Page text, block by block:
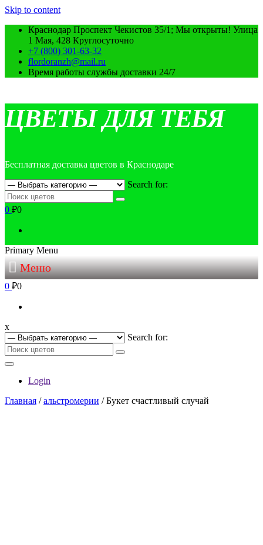
Skip to content
Краснодар Проспект Чекистов 35/1; Мы открыты! Улица
1 Мая, 428 Круглосуточно
+7 (800) 301-63-32
flordoranzh@mail.ru
Время работы службы доставки 24/7
ЦВЕТЫ ДЛЯ ТЕБЯ
Бесплатная доставка цветов в Краснодаре
Search for:
0 ₽0
Primary Menu
Меню
0 ₽0
x
Search for:
Login
Главная /альстромерии / Букет счастливый случай